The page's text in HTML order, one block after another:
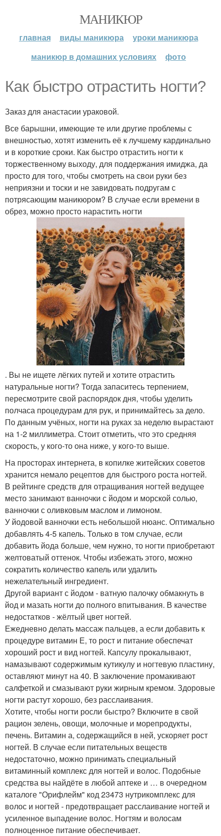
МАНИКЮР
главная виды маникюра
уроки маникюра
маникюр в домашних условиях
фото
Как быстро отрастить ногти?
Заказ для анастасии ураковой.
Все барышни, имеющие те или другие проблемы с
внешностью, хотят изменить её к лучшему кардинально
и в короткие сроки. Как быстро отрастить ногти к
торжественному выходу, для поддержания имиджа, да
просто для того, чтобы смотреть на свои руки без
неприязни и тоски и не завидовать подругам с
потрясающим маникюром? В случае если времени в
обрез, можно просто нарастить ногти
. Вы не ищете лёгких путей и хотите отрастить
натуральные ногти? Тогда запаситесь терпением,
пересмотрите свой распорядок дня, чтобы уделить
полчаса процедурам для рук, и принимайтесь за дело.
По данным учёных, ногти на руках за неделю вырастают
на 1-2 миллиметра. Стоит отметить, что это средняя
скорость, у кого-то она ниже, у кого-то выше.
На просторах интернета, в копилке житейских советов
хранится немало рецептов для быстрого роста ногтей.
В рейтинге средств для отращивания ногтей ведущее
место занимают ванночки с йодом и морской солью,
ванночки с оливковым маслом и лимоном.
У йодовой ванночки есть небольшой нюанс. Оптимально
добавлять 4-5 капель. Только в том случае, если
добавить йода больше, чем нужно, то ногти приобретают
желтоватый оттенок. Чтобы избежать этого, можно
сократить количество капель или удалить
нежелательный ингредиент.
Другой вариант с йодом - ватную палочку обмакнуть в
йод и мазать ногти до полного впитывания. В качестве
недостатков - жёлтый цвет ногтей.
Ежедневно делать массаж пальцев, а если добавить к
процедуре витамин Е, то рост и питание обеспечат
хороший рост и вид ногтей. Капсулу прокалывают,
намазывают содержимым кутикулу и ногтевую пластину,
оставляют минут на 40. В заключение промакивают
салфеткой и смазывают руки жирным кремом. Здоровые
ногти растут хорошо, без расслаивания.
Хотите, чтобы ногти росли быстро? Включите в свой
рацион зелень, овощи, молочные и морепродукты,
печень. Витамин а, содержащийся в ней, ускоряет рост
ногтей. В случае если питательных веществ
недостаточно, можно принимать специальный
витаминный комплекс для ногтей и волос. Подобные
средства вы найдёте в любой аптеке и … в очередном
каталоге "Орифлейм" код 23473 нутрикомплекс для
волос и ногтей - предотвращает расслаивание ногтей и
усиленное выпадение волос. Ногтям и волосам
полноценное питание обеспечивает.